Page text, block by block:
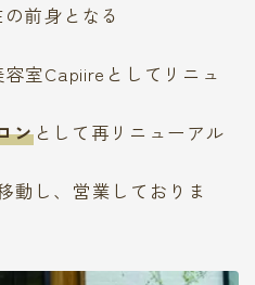
前身となる
室Capiireとしてリニュ
ンとして再リニューアル
動し、営業しておりま